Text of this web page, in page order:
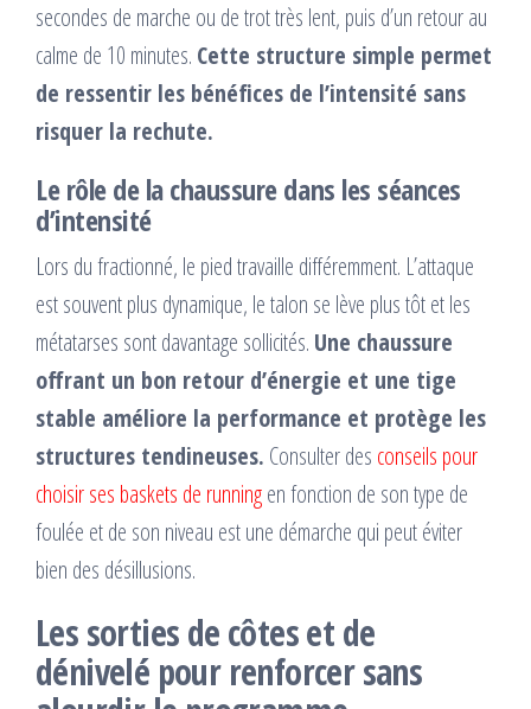
secondes de marche ou de trot très lent, puis d’un retour au
calme de 10 minutes. Cette structure simple permet
de ressentir les bénéfices de l’intensité sans
risquer la rechute.
Le rôle de la chaussure dans les séances
d’intensité
Lors du fractionné, le pied travaille différemment. L’attaque
est souvent plus dynamique, le talon se lève plus tôt et les
métatarses sont davantage sollicités. Une chaussure
offrant un bon retour d’énergie et une tige
stable améliore la performance et protège les
structures tendineuses. Consulter des conseils pour
choisir ses baskets de runningen fonction de son type de
foulée et de son niveau est une démarche qui peut éviter
bien des désillusions.
Les sorties de côtes et de
dénivelé pour renforcer sans